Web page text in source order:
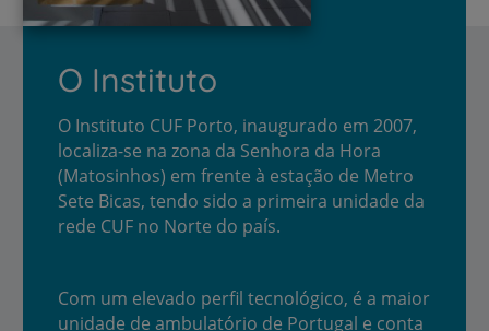
O Instituto
O Instituto CUF Porto, inaugurado em 2007,
localiza-se na zona da Senhora da Hora
(Matosinhos) em frente à estação de Metro
Sete Bicas, tendo sido a primeira unidade da
rede CUF no Norte do país.
Com um elevado perfil tecnológico, é a maior
unidade de ambulatório de Portugal e conta